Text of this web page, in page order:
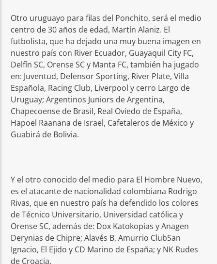
Otro uruguayo para filas del Ponchito, será el medio
centro de 30 años de edad, Martín Alaniz. El
futbolista, que ha dejado una muy buena imagen en
nuestro país con River Ecuador, Guayaquil City FC,
Delfín SC, Orense SC y Manta FC, también ha jugado
en: Juventud, Defensor Sporting, River Plate, Villa
Española, Racing Club, Liverpool y cerro Largo de
Uruguay; Argentinos Juniors de Argentina,
Chapecoense de Brasil, Real Oviedo de España,
Hapoel Raanana de Israel, Cafetaleros de México y
Guabirá de Bolivia.
Y el otro conocido del medio para El Hombre Nuevo,
es el atacante de nacionalidad colombiana Rodrigo
Rivas, que en nuestro país ha defendido los colores
de Técnico Universitario, Universidad católica y
Orense SC, además de: Dox Katokopias y Anagen
Derynias de Chipre; Alavés B, Amurrio ClubSan
Ignacio, El Ejido y CD Marino de España; y NK Rudes
de Croacia.